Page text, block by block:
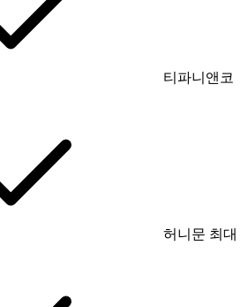
티파니앤코
허니문 최대